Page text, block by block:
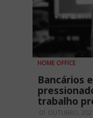
HOME OFFICE
Bancários
trabalho
01 OUTUBRO,